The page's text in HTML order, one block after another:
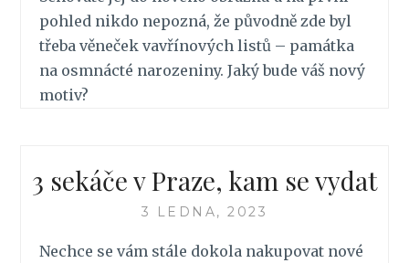
pohled nikdo nepozná, že původně zde byl
třeba věneček vavřínových listů – památka
na osmnácté narozeniny. Jaký bude váš nový
motiv?
3 sekáče v Praze, kam se vydat
3 LEDNA, 2023
Nechce se vám stále dokola nakupovat nové